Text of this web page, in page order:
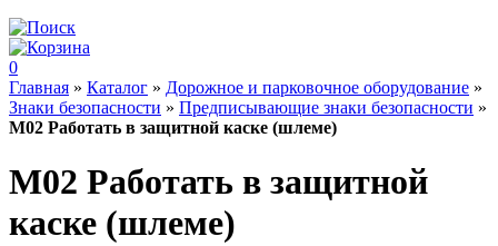
0
Главная » Каталог » Дорожное и парковочное оборудование »
Знаки безопасности » Предписывающие знаки безопасности »
М02 Работать в защитной каске (шлеме)
М02 Работать в защитной
каске (шлеме)